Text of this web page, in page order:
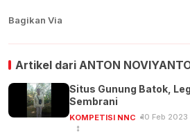
Bagikan Via
Artikel dari ANTON
Situs Gunung Batok,
Sembrani
KOMPETISI NNC 10 Feb 2023